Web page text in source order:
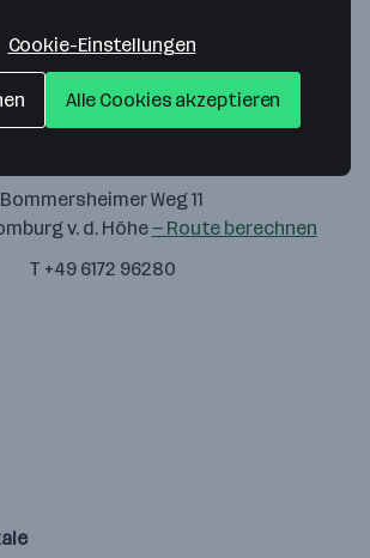
Bommersheimer Weg 11
v. d. Höhe— Route berechnen
T +49 6172 96280
Cookie-Einstellungen
Alle Cookies akzeptieren